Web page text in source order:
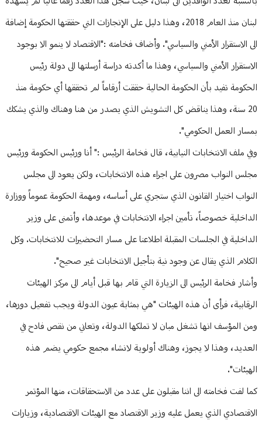
لبنان منذ العام 2018، وهذا دليل على الإنجازات التي حققتها الحكومة إضافة
الى الاستقرار الأمني والسياسي". وأضاف فخامته :"الاقتصاد لا ينمو الا بوجود
الاستقرار الأمني والسياسي، وهذا ما أكدته دراسة أرسلتها الى دولة رئيس
الحكومة تفيد بأن الحكومة الحالية حققت أرقاماً لم تحققها أي حكومة منذ
20 سنة، وهذا يناقض كل التشويش الذي يصدر من هنا وهناك والذي يشكك
بمسار العمل الحكومي".
وفي ملف الانتخابات النيابية، قال فخامة الرئيس :" أنا ورئيس الحكومة ورئيس
مجلس النواب مصرون على اجراء هذه الانتخابات، ولكن يعود الى مجلس
النواب اختيار القانون الذي ستجري على أساسه، ومهمة الحكومة عموماً ووزارة
الداخلية خصوصاً، تأمين اجراء الانتخابات في موعدها، وأتمنى على وزير
الداخلية في الجلسات المقبلة اطلاعنا على مسار التحضيرات للانتخابات. وكل
الكلام الذي يقال عن وجود نية بتأجيل الانتخابات غير صحيح".
وأشار فخامة الرئيس الى الزيارة التي قام بها قبل أيام الى مركز الهيئات
الرقابية، فرأى أن هذه الهيئات "هي بمثابة عيون الدولة ويجب تفعيل دورها،
ومن المؤسف انها تشغل مبان لا تملكها الدولة، وتعاني من نقص فادح في
العديد، وهذا لا يجوز، وهناك أولوية لانشاء مجمع حكومي يضم هذه
الهيئات".
كما لفت فخامته الى اننا مقبلون على عدد من الاستحقاقات، منها المؤتمر
الاقتصادي الذي يعمل عليه وزير الاقتصاد مع الهيئات الاقتصادية، وزيارات